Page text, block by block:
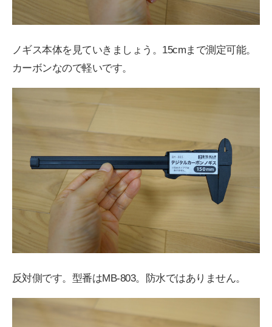
ノギス本体を見ていきましょう。15cmまで測定可能。
カーボンなので軽いです。
反対側です。型番はMB-803。防水ではありません。